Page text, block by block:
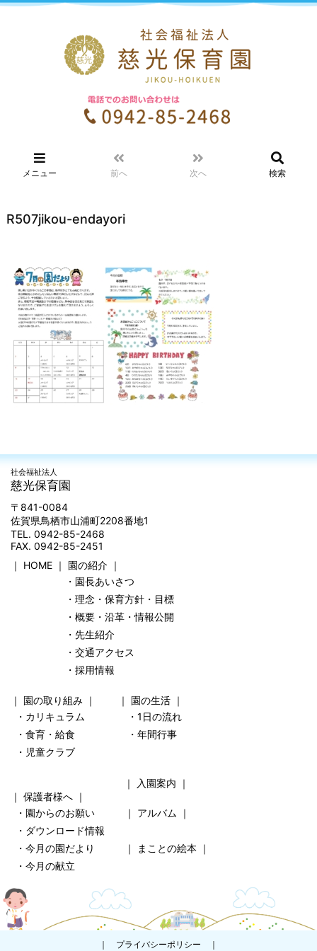
メニュー 前へ 次へ 検索
R507jikou-endayori
社会福祉法人
慈光保育園
〒841-0084
佐賀県鳥栖市山浦町2208番地1
TEL. 0942-85-2468
FAX. 0942-85-2451
｜ HOME ｜ 園の紹介 ｜
・園長あいさつ
・理念・保育方針・目標
・概要・沿革・情報公開
・先生紹介
・交通アクセス
・採用情報
｜ 園の取り組み ｜ ｜ 園の生活 ｜
・カリキュラム
・1日の流れ
・食育・給食
・年間行事
・児童クラブ
｜ 入園案内 ｜
｜ 保護者様へ ｜
・園からのお願い ｜ アルバム ｜
・ダウンロード情報
・今月の園だより
｜ まことの絵本 ｜
・今月の献立
｜ プライバシーポリシー ｜